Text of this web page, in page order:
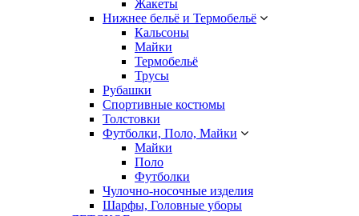
Жакеты
Нижнее бельё и Термобельё
Кальсоны
Майки
Термобельё
Трусы
Рубашки
Спортивные костюмы
Толстовки
Футболки, Поло, Майки
Майки
Поло
Футболки
Чулочно-носочные изделия
Шарфы, Головные уборы